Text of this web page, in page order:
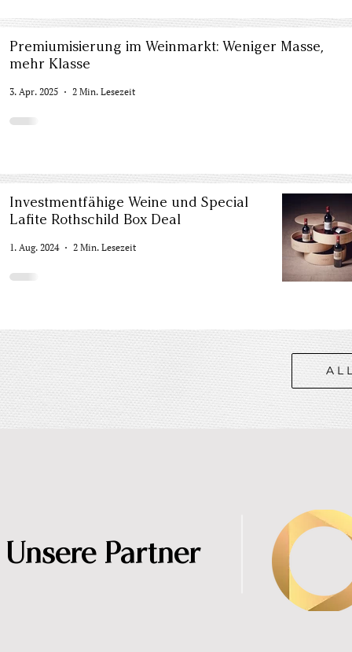
Premiumisierung im Weinmarkt: Weniger Masse,
mehr Klasse
3. Apr. 2025 2 Min. Lesezeit
Investmentfähige Weine und Special
Lafite Rothschild Box Deal
1. Aug. 2024 2 Min. Lesezeit
Unsere Partner